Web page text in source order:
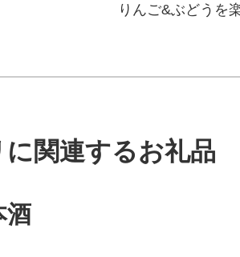
りんご&ぶどうを
に関連するお礼品
酒